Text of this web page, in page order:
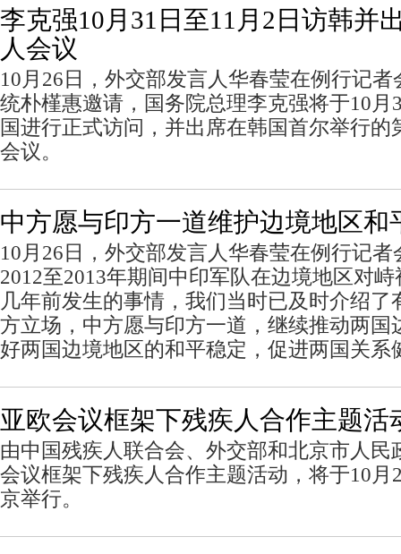
李克强10月31日至11月2日访韩并
人会议
10月26日，外交部发言人华春莹在例行记
统朴槿惠邀请，国务院总理李克强将于10月
国进行正式访问，并出席在韩国首尔举行的
会议。
中方愿与印方一道维护边境地区和
10月26日，外交部发言人华春莹在例行记
2012至2013年期间中印军队在边境地区对
几年前发生的事情，我们当时已及时介绍了
方立场，中方愿与印方一道，继续推动两国
好两国边境地区的和平稳定，促进两国关系
亚欧会议框架下残疾人合作主题活
由中国残疾人联合会、外交部和北京市人民
会议框架下残疾人合作主题活动，将于10
京举行。